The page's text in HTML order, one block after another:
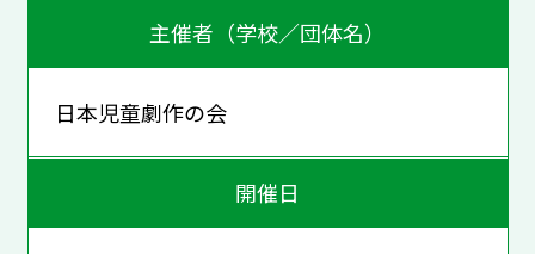
主催者（学校／団体名）
日本児童劇作の会
開催日